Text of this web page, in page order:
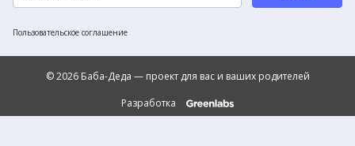
Пользовательское соглашение
© 2026 Баба-Деда — проект для вас и ваших родителей
Разработка